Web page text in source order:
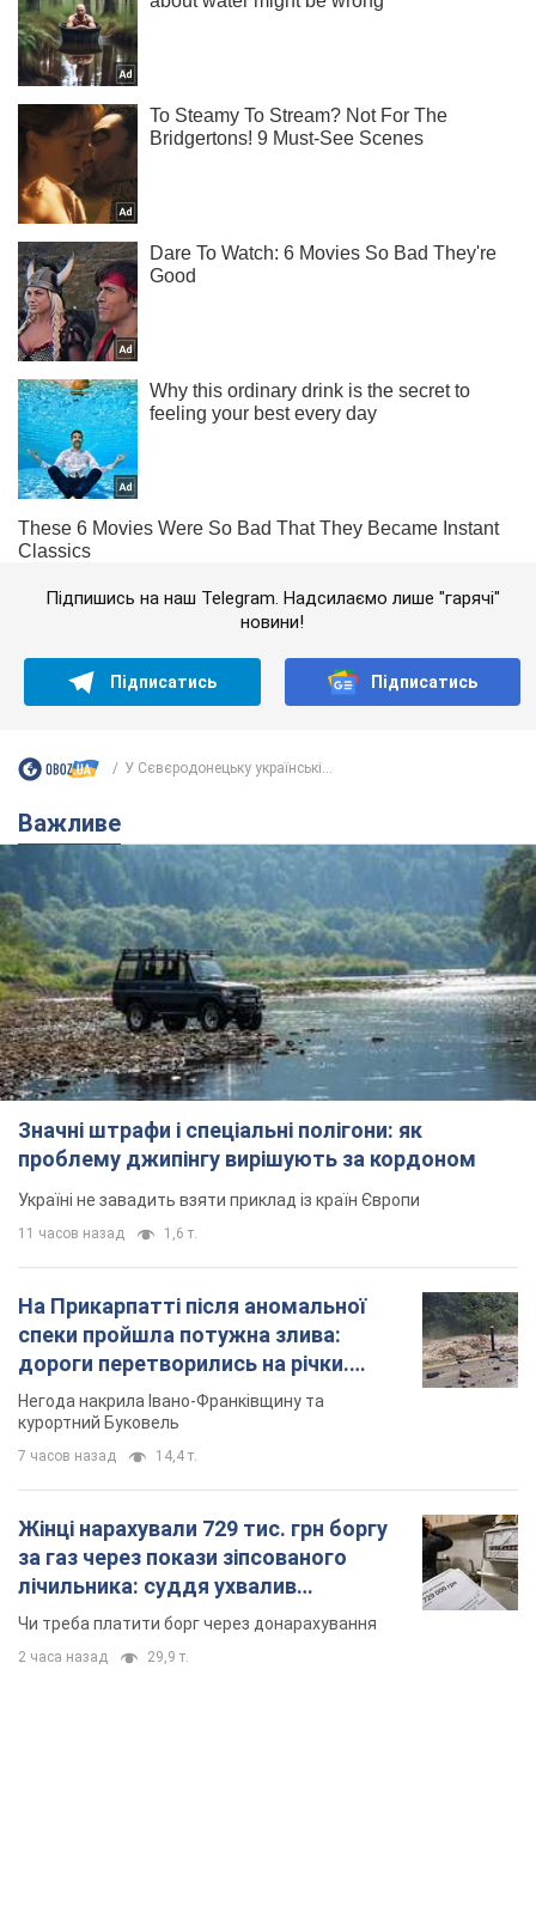
Підпишись на наш Telegram. Надсилаємо лише "гарячі"
новини!
Підписатись Підписатись
У Сєвєродонецьку українські...
Важливе
Значні штрафи і спеціальні полігони: як
проблему джипінгу вирішують за кордоном
Україні не завадить взяти приклад із країн Європи
11 часов назад 1,6 т.
На Прикарпатті після аномальної
спеки пройшла потужна злива:
дороги перетворились на річки.
Відео
Негода накрила Івано-Франківщину та
курортний Буковель
7 часов назад 14,4 т.
Жінці нарахували 729 тис. грн боргу
за газ через покази зіпсованого
лічильника: суддя ухвалив
неочікуване рішення
Чи треба платити борг через донарахування
2 часа назад 29,9 т.